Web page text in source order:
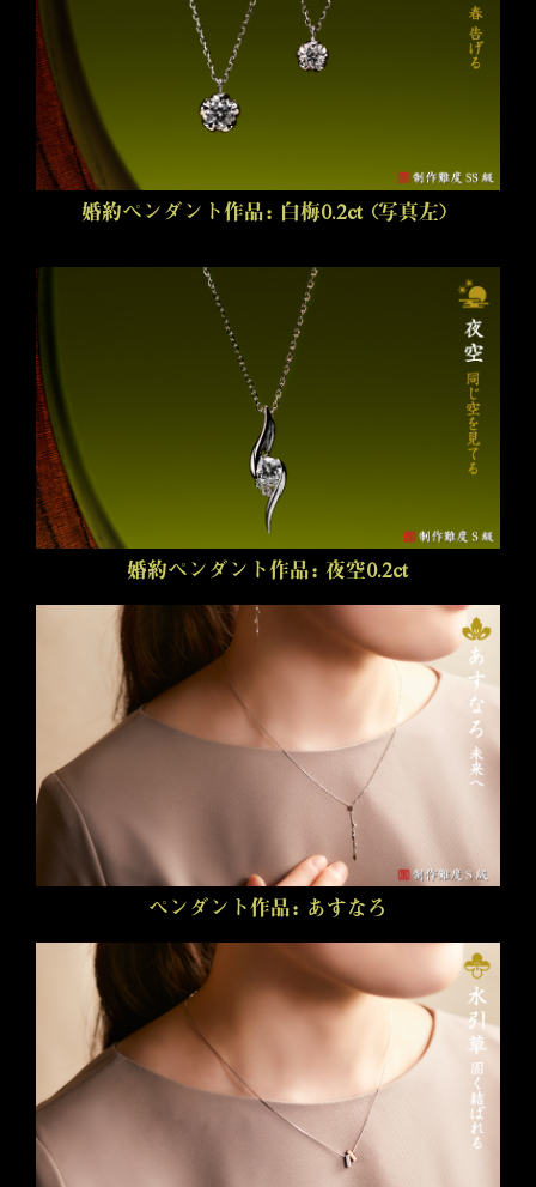
婚約ペンダント作品：白梅0.2ct（写真左）
婚約ペンダント作品：夜空0.2ct
ペンダント作品：あすなろ